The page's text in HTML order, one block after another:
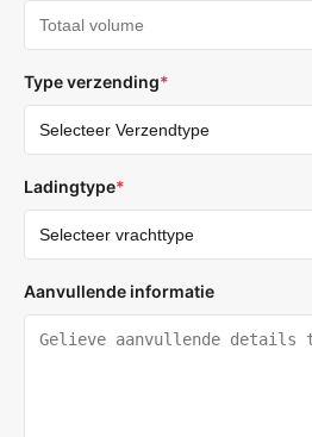
Type verzending*
Ladingtype*
Aanvullende informatie